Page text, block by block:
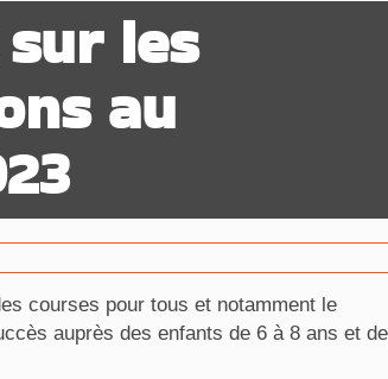
les
au
courses pour tous et notamment le
auprès des enfants de 6 à 8 ans et de